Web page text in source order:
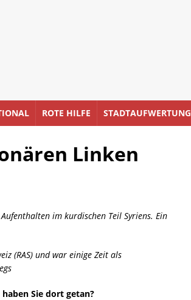
ROTE HILFE STADTAUFWERTUNG
Linken
im kurdischen Teil Syriens. Ein
(RAS) und war einige Zeit als
Sie dort getan?